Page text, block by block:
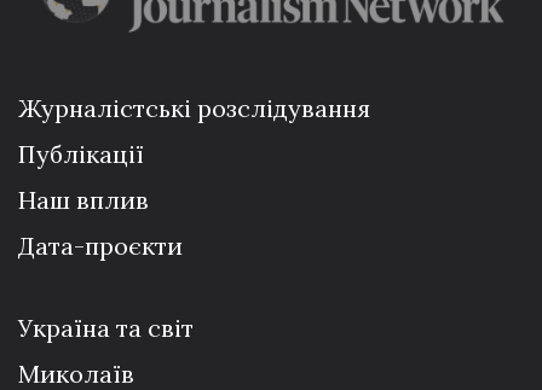
Журналістські розслідування
Публікації
Наш вплив
Дата-проєкти
Україна та світ
Миколаїв